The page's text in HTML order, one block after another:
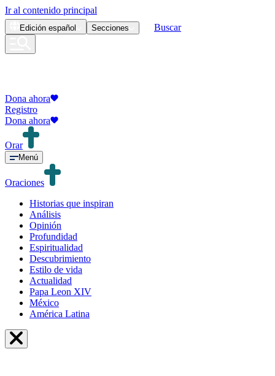
Ir al contenido principal
Edición español Secciones Buscar
Dona ahora
Registro
Dona ahora
Orar
Menú
Oraciones
Historias que inspiran
Análisis
Opinión
Profundidad
Espiritualidad
Descubrimiento
Estilo de vida
Actualidad
Papa Leon XIV
México
América Latina